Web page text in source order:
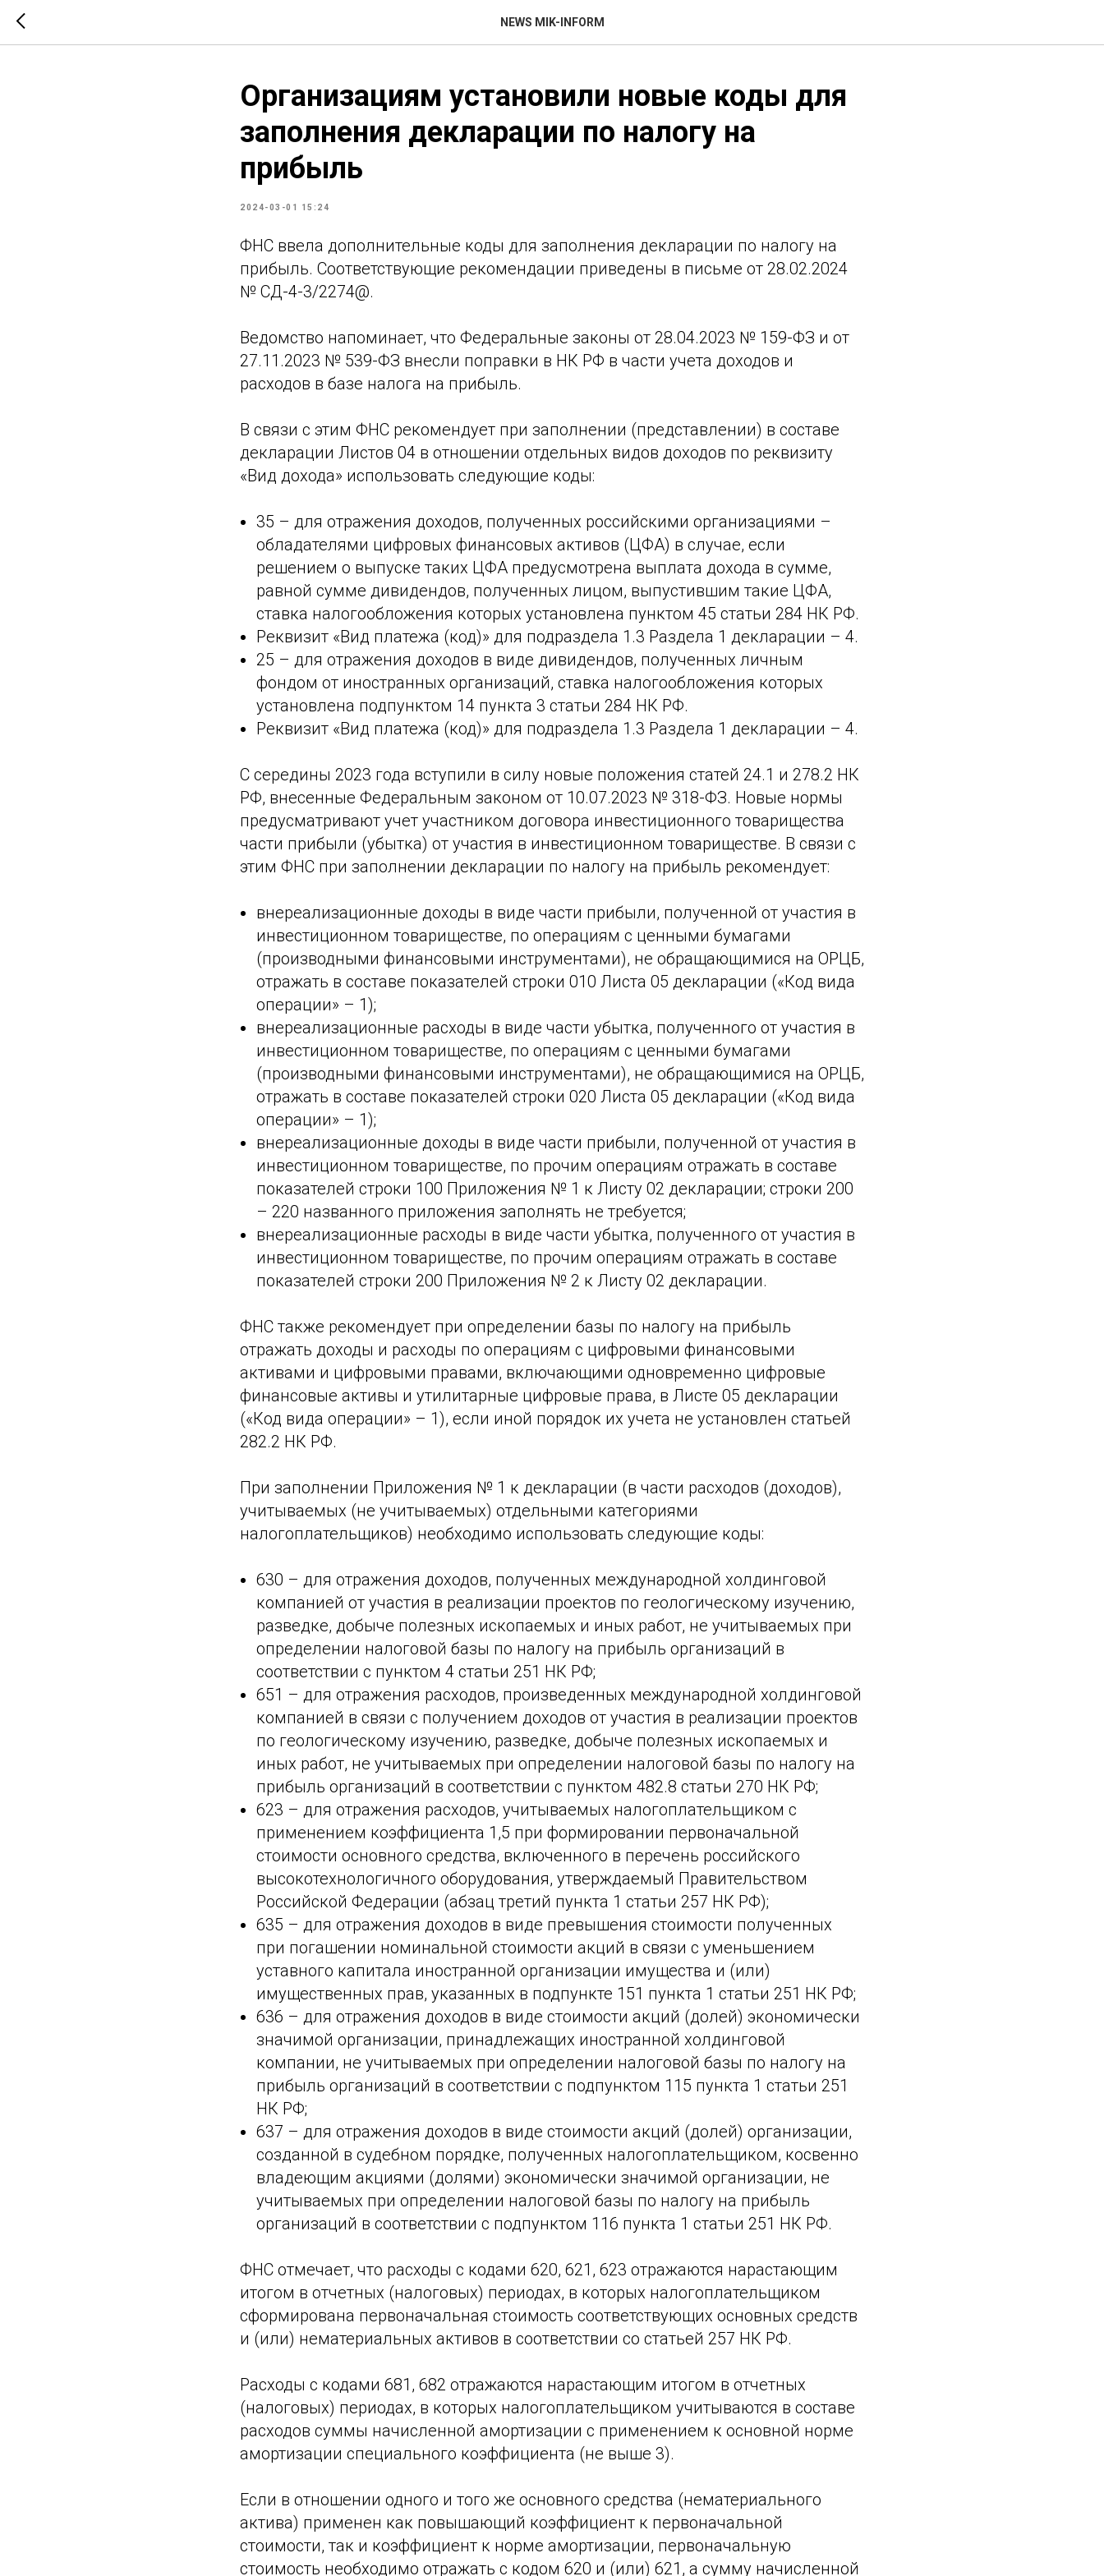
NEWS MIK-INFORM
Организациям установили новые коды для
заполнения декларации по налогу на
прибыль
2024-03-01 15:24
ФНС ввела дополнительные коды для заполнения декларации по налогу на
прибыль. Соответствующие рекомендации приведены в письме от 28.02.2024
№ СД-4-3/2274@.
Ведомство напоминает, что Федеральные законы от 28.04.2023 № 159-ФЗ и от
27.11.2023 № 539-ФЗ внесли поправки в НК РФ в части учета доходов и
расходов в базе налога на прибыль.
В связи с этим ФНС рекомендует при заполнении (представлении) в составе
декларации Листов 04 в отношении отдельных видов доходов по реквизиту
«Вид дохода» использовать следующие коды:
35 – для отражения доходов, полученных российскими организациями –
обладателями цифровых финансовых активов (ЦФА) в случае, если
решением о выпуске таких ЦФА предусмотрена выплата дохода в сумме,
равной сумме дивидендов, полученных лицом, выпустившим такие ЦФА,
ставка налогообложения которых установлена пунктом 45 статьи 284 НК РФ.
Реквизит «Вид платежа (код)» для подраздела 1.3 Раздела 1 декларации – 4.
25 – для отражения доходов в виде дивидендов, полученных личным
фондом от иностранных организаций, ставка налогообложения которых
установлена подпунктом 14 пункта 3 статьи 284 НК РФ.
Реквизит «Вид платежа (код)» для подраздела 1.3 Раздела 1 декларации – 4.
С середины 2023 года вступили в силу новые положения статей 24.1 и 278.2 НК
РФ, внесенные Федеральным законом от 10.07.2023 № 318-ФЗ. Новые нормы
предусматривают учет участником договора инвестиционного товарищества
части прибыли (убытка) от участия в инвестиционном товариществе. В связи с
этим ФНС при заполнении декларации по налогу на прибыль рекомендует:
внереализационные доходы в виде части прибыли, полученной от участия в
инвестиционном товариществе, по операциям с ценными бумагами
(производными финансовыми инструментами), не обращающимися на ОРЦБ,
отражать в составе показателей строки 010 Листа 05 декларации («Код вида
операции» – 1);
внереализационные расходы в виде части убытка, полученного от участия в
инвестиционном товариществе, по операциям с ценными бумагами
(производными финансовыми инструментами), не обращающимися на ОРЦБ,
отражать в составе показателей строки 020 Листа 05 декларации («Код вида
операции» – 1);
внереализационные доходы в виде части прибыли, полученной от участия в
инвестиционном товариществе, по прочим операциям отражать в составе
показателей строки 100 Приложения № 1 к Листу 02 декларации; строки 200
– 220 названного приложения заполнять не требуется;
внереализационные расходы в виде части убытка, полученного от участия в
инвестиционном товариществе, по прочим операциям отражать в составе
показателей строки 200 Приложения № 2 к Листу 02 декларации.
ФНС также рекомендует при определении базы по налогу на прибыль
отражать доходы и расходы по операциям с цифровыми финансовыми
активами и цифровыми правами, включающими одновременно цифровые
финансовые активы и утилитарные цифровые права, в Листе 05 декларации
(«Код вида операции» – 1), если иной порядок их учета не установлен статьей
282.2 НК РФ.
При заполнении Приложения № 1 к декларации (в части расходов (доходов),
учитываемых (не учитываемых) отдельными категориями
налогоплательщиков) необходимо использовать следующие коды:
630 – для отражения доходов, полученных международной холдинговой
компанией от участия в реализации проектов по геологическому изучению,
разведке, добыче полезных ископаемых и иных работ, не учитываемых при
определении налоговой базы по налогу на прибыль организаций в
соответствии с пунктом 4 статьи 251 НК РФ;
651 – для отражения расходов, произведенных международной холдинговой
компанией в связи с получением доходов от участия в реализации проектов
по геологическому изучению, разведке, добыче полезных ископаемых и
иных работ, не учитываемых при определении налоговой базы по налогу на
прибыль организаций в соответствии с пунктом 482.8 статьи 270 НК РФ;
623 – для отражения расходов, учитываемых налогоплательщиком с
применением коэффициента 1,5 при формировании первоначальной
стоимости основного средства, включенного в перечень российского
высокотехнологичного оборудования, утверждаемый Правительством
Российской Федерации (абзац третий пункта 1 статьи 257 НК РФ);
635 – для отражения доходов в виде превышения стоимости полученных
при погашении номинальной стоимости акций в связи с уменьшением
уставного капитала иностранной организации имущества и (или)
имущественных прав, указанных в подпункте 151 пункта 1 статьи 251 НК РФ;
636 – для отражения доходов в виде стоимости акций (долей) экономически
значимой организации, принадлежащих иностранной холдинговой
компании, не учитываемых при определении налоговой базы по налогу на
прибыль организаций в соответствии с подпунктом 115 пункта 1 статьи 251
НК РФ;
637 – для отражения доходов в виде стоимости акций (долей) организации,
созданной в судебном порядке, полученных налогоплательщиком, косвенно
владеющим акциями (долями) экономически значимой организации, не
учитываемых при определении налоговой базы по налогу на прибыль
организаций в соответствии с подпунктом 116 пункта 1 статьи 251 НК РФ.
ФНС отмечает, что расходы с кодами 620, 621, 623 отражаются нарастающим
итогом в отчетных (налоговых) периодах, в которых налогоплательщиком
сформирована первоначальная стоимость соответствующих основных средств
и (или) нематериальных активов в соответствии со статьей 257 НК РФ.
Расходы с кодами 681, 682 отражаются нарастающим итогом в отчетных
(налоговых) периодах, в которых налогоплательщиком учитываются в составе
расходов суммы начисленной амортизации с применением к основной норме
амортизации специального коэффициента (не выше 3).
Если в отношении одного и того же основного средства (нематериального
актива) применен как повышающий коэффициент к первоначальной
стоимости, так и коэффициент к норме амортизации, первоначальную
стоимость необходимо отражать с кодом 620 и (или) 621, а сумму начисленной